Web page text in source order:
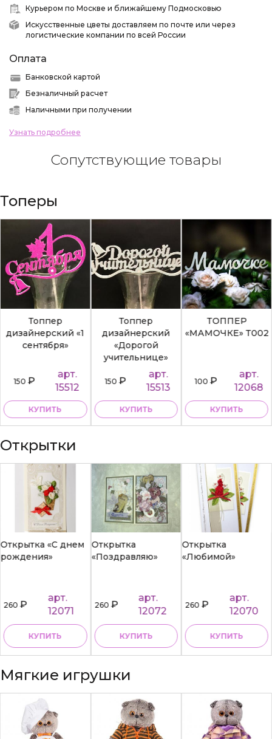
Курьером по Москве и ближайшему Подмосковью
Искусственные цветы доставляем по почте или через
логистические компании по всей России
Оплата
Банковской картой
Безналичный расчет
Наличными при получении
Узнать подробнее
Сопутствующие товары
Топеры
Топпер
дизайнерский «1
сентября»
150₽
арт.
15512
КУПИТЬ
Топпер
дизайнерский
«Дорогой
учительнице»
150₽
арт.
15513
КУПИТЬ
ТОППЕР
«МАМОЧКЕ» Т002
100₽
арт.
12068
КУПИТЬ
Открытки
Открытка «С днем
рождения»
260₽
арт.
12071
КУПИТЬ
Открытка
«Поздравляю»
260₽
арт.
12072
КУПИТЬ
Открытка
«Любимой»
260₽
арт.
12070
КУПИТЬ
Мягкие игрушки